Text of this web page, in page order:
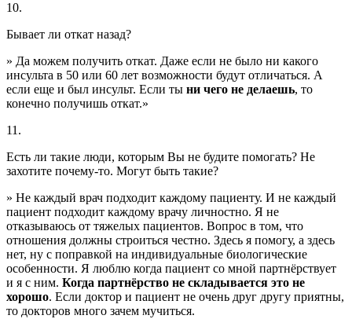
10.
Бывает ли откат назад?
» Да можем получить откат. Даже если не было ни какого
инсульта в 50 или 60 лет возможности будут отличаться. А
если еще и был инсульт. Если ты ни чего не делаешь, то
конечно получишь откат.»
11.
Есть ли такие люди, которым Вы не будите помогать? Не
захотите почему-то. Могут быть такие?
» Не каждый врач подходит каждому пациенту. И не каждый
пациент подходит каждому врачу личностно. Я не
отказываюсь от тяжелых пациентов. Вопрос в том, что
отношения должны строиться честно. Здесь я помогу, а здесь
нет, ну с поправкой на индивидуальные биологические
особенности. Я люблю когда пациент со мной партнёрствует
и я с ним. Когда партнёрство не складывается это не
хорошо. Если доктор и пациент не очень друг другу приятны,
то докторов много зачем мучиться.